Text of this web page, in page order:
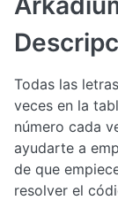
Todas las
veces en la
número cada
ayudarte a
de que
resolver el